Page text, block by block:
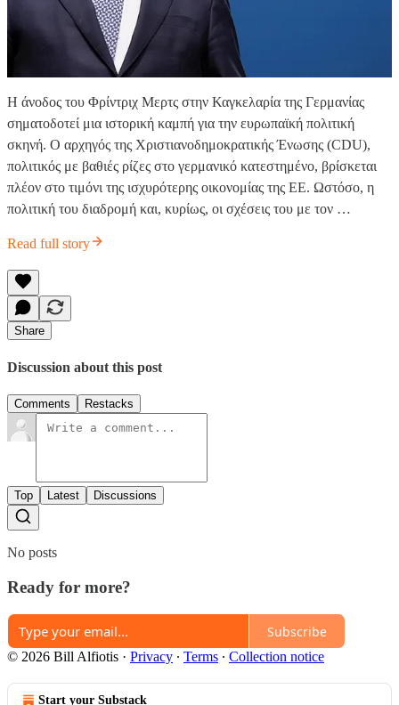
Η άνοδος του Φρίντριχ Μερτς στην Καγκελαρία της Γερμανίας
σηματοδοτεί μια ιστορική καμπή για την ευρωπαϊκή πολιτική
σκηνή. Ο αρχηγός της Χριστιανοδημοκρατικής Ένωσης (CDU),
πολιτικός με βαθιές ρίζες στο γερμανικό κατεστημένο, βρίσκεται
πλέον στο τιμόνι της ισχυρότερης οικονομίας της ΕΕ. Ωστόσο, η
πολιτική του διαδρομή και, κυρίως, οι σχέσεις του με τον …
Read full story
Share
Discussion about this post
Comments Restacks
Top Latest Discussions
No posts
Ready for more?
Subscribe
© 2026 Bill Alfiotis · Privacy ∙ Terms ∙ Collection notice
Start your Substack